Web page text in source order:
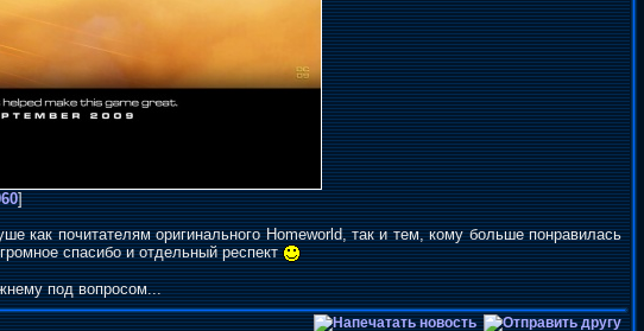
]
как почитателям оригинального Homeworld, так и тем, кому больше понравилась
спасибо и отдельный респект
под вопросом...